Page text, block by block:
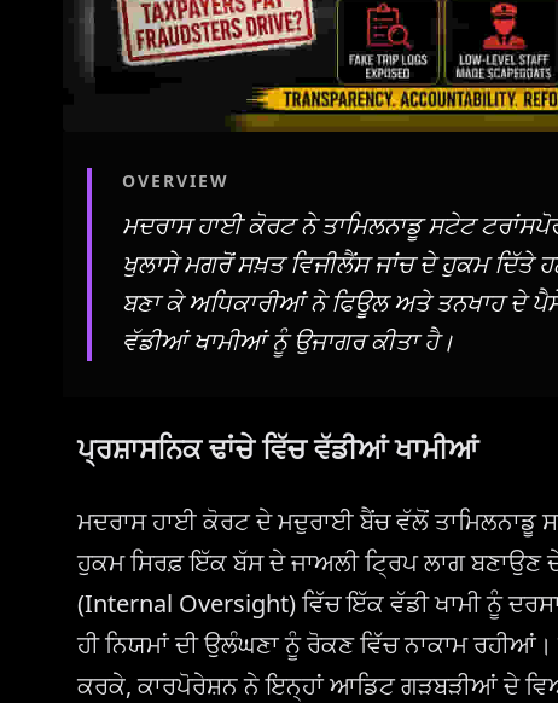
OVERVIEW
ਮਦਰਾਸ ਹਾਈ ਕੋਰਟ ਨੇ ਤਾਮਿਲਨਾਡੂ ਸਟੇਟ
ਖੁਲਾਸੇ ਮਗਰੋਂ ਸਖ਼ਤ ਵਿਜੀਲੈਂਸ ਜਾਂਚ ਦੇ ਹੁਕਮ ਦਿੱਤੇ
ਬਣਾ ਕੇ ਅਧਿਕਾਰੀਆਂ ਨੇ ਫਿਊਲ ਅਤੇ ਤਨਖਾਹ ਦੇ
ਵੱਡੀਆਂ ਖਾਮੀਆਂ ਨੂੰ ਉਜਾਗਰ ਕੀਤਾ ਹੈ।
ਪ੍ਰਸ਼ਾਸਨਿਕ ਢਾਂਚੇ ਵਿੱਚ ਵੱਡੀਆਂ ਖਾਮੀਆਂ
ਮਦਰਾਸ ਹਾਈ ਕੋਰਟ ਦੇ ਮਦੁਰਾਈ ਬੈਂਚ ਵੱਲੋਂ ਤਾਮਿਲਨਾਡੂ
ਹੁਕਮ ਸਿਰਫ਼ ਇੱਕ ਬੱਸ ਦੇ ਜਾਅਲੀ ਟ੍ਰਿਪ ਲਾਗ ਬਣਾਉਣ
(Internal Oversight) ਵਿੱਚ ਇੱਕ ਵੱਡੀ ਖਾਮੀ ਨੂੰ
ਹੀ ਨਿਯਮਾਂ ਦੀ ਉਲੰਘਣਾ ਨੂੰ ਰੋਕਣ ਵਿੱਚ ਨਾਕਾਮ
ਕਰਕੇ, ਕਾਰਪੋਰੇਸ਼ਨ ਨੇ ਇਨ੍ਹਾਂ ਆਡਿਟ ਗੜਬੜੀਆਂ ਦੇ